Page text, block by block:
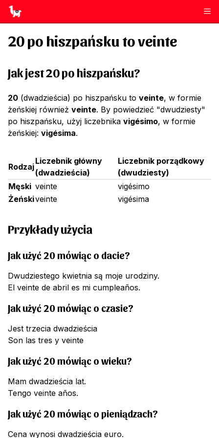
20po hiszpańsku toveinte
Jak jest 20 po hiszpańsku?
20 (dwadzieścia) po hiszpańsku to veinte, w formie
żeńskiej również veinte. By powiedzieć "dwudziesty"
po hiszpańsku, użyj liczebnika vigésimo, w formie
żeńskiej: vigésima.
Rodzaj
Liczebnik główny
(dwadzieścia)
Liczebnik porządkowy
(dwudziesty)
Męski veinte
vigésimo
Żeńskiveinte vigésima
Przykłady użycia
Jak użyć 20 mówiąc o dacie?
Dwudziestego kwietnia są moje urodziny.
El veinte de abril es mi cumpleaños.
Jak użyć 20 mówiąc o czasie?
Jest trzecia dwadzieścia
Son las tres y veinte
Jak użyć 20 mówiąc o wieku?
Mam dwadzieścia lat.
Tengo veinte años.
Jak użyć 20 mówiąc o pieniądzach?
Cena wynosi dwadzieścia euro.